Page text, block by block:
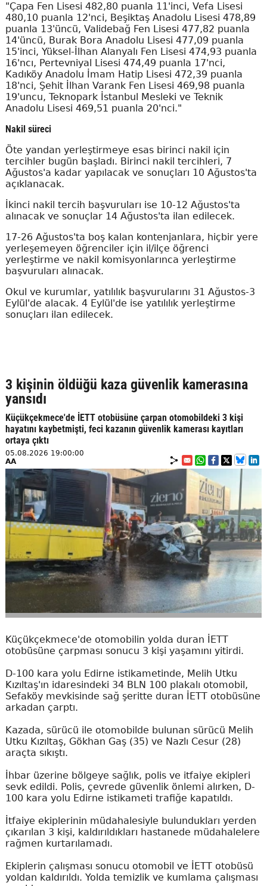
"Çapa Fen Lisesi 482,80 puanla 11'inci, Vefa Lisesi
480,10 puanla 12'nci, Beşiktaş Anadolu Lisesi 478,89
puanla 13'üncü, Validebağ Fen Lisesi 477,82 puanla
14'üncü, Burak Bora Anadolu Lisesi 477,09 puanla
15'inci, Yüksel-İlhan Alanyalı Fen Lisesi 474,93 puanla
16'ncı, Pertevniyal Lisesi 474,49 puanla 17'nci,
Kadıköy Anadolu İmam Hatip Lisesi 472,39 puanla
18'nci, Şehit İlhan Varank Fen Lisesi 469,98 puanla
19'uncu, Teknopark İstanbul Mesleki ve Teknik
Anadolu Lisesi 469,51 puanla 20'nci."
Nakil süreci
Öte yandan yerleştirmeye esas birinci nakil için
tercihler bugün başladı. Birinci nakil tercihleri, 7
Ağustos'a kadar yapılacak ve sonuçları 10 Ağustos'ta
açıklanacak.
İkinci nakil tercih başvuruları ise 10-12 Ağustos'ta
alınacak ve sonuçlar 14 Ağustos'ta ilan edilecek.
17-26 Ağustos'ta boş kalan kontenjanlara, hiçbir yere
yerleşemeyen öğrenciler için il/ilçe öğrenci
yerleştirme ve nakil komisyonlarınca yerleştirme
başvuruları alınacak.
Okul ve kurumlar, yatılılık başvurularını 31 Ağustos-3
Eylül'de alacak. 4 Eylül'de ise yatılılık yerleştirme
sonuçları ilan edilecek.
3 kişinin öldüğü kaza güvenlik kamerasına
yansıdı
Küçükçekmece'de İETT otobüsüne çarpan otomobildeki 3 kişi
hayatını kaybetmişti, feci kazanın güvenlik kamerası kayıtları
ortaya çıktı
05.08.2026 19:00:00
AA
Küçükçekmece'de otomobilin yolda duran İETT
otobüsüne çarpması sonucu 3 kişi yaşamını yitirdi.
D-100 kara yolu Edirne istikametinde, Melih Utku
Kızıltaş'ın idaresindeki 34 BLN 100 plakalı otomobil,
Sefaköy mevkisinde sağ şeritte duran İETT otobüsüne
arkadan çarptı.
Kazada, sürücü ile otomobilde bulunan sürücü Melih
Utku Kızıltaş, Gökhan Gaş (35) ve Nazlı Cesur (28)
araçta sıkıştı.
İhbar üzerine bölgeye sağlık, polis ve itfaiye ekipleri
sevk edildi. Polis, çevrede güvenlik önlemi alırken, D-
100 kara yolu Edirne istikameti trafiğe kapatıldı.
İtfaiye ekiplerinin müdahalesiyle bulundukları yerden
çıkarılan 3 kişi, kaldırıldıkları hastanede müdahalelere
rağmen kurtarılamadı.
Ekiplerin çalışması sonucu otomobil ve İETT otobüsü
yoldan kaldırıldı. Yolda temizlik ve kumlama çalışması